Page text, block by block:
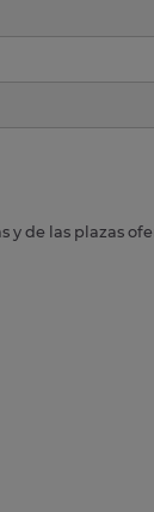
de las plazas